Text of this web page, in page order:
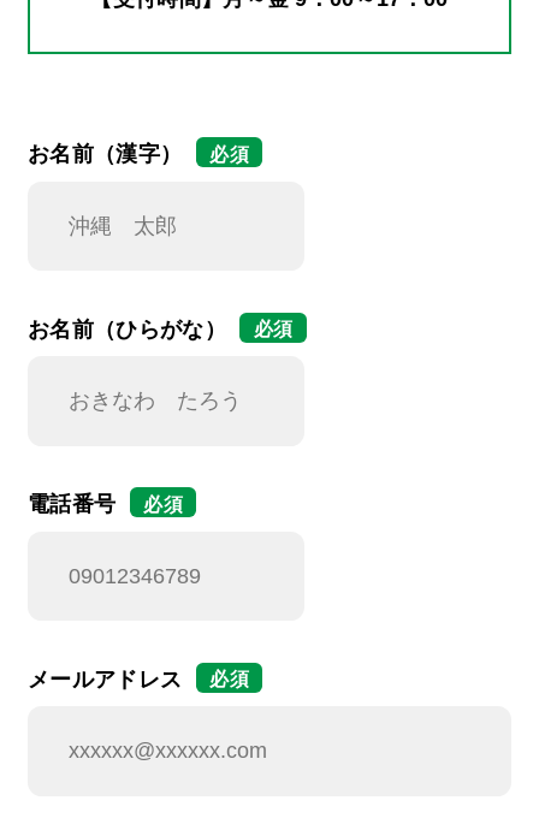
お名前（漢字） 必須
お名前（ひらがな） 必須
電話番号 必須
メールアドレス 必須